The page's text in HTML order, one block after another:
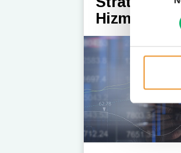
Hizmetleri